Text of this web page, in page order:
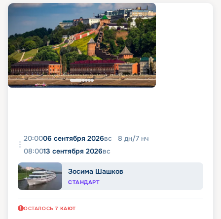
20:0006 сентября 2026вс 8 дн/7 нч
08:0013 сентября 2026вс
Зосима Шашков
СТАНДАРТ
ОСТАЛОСЬ 7 КАЮТ